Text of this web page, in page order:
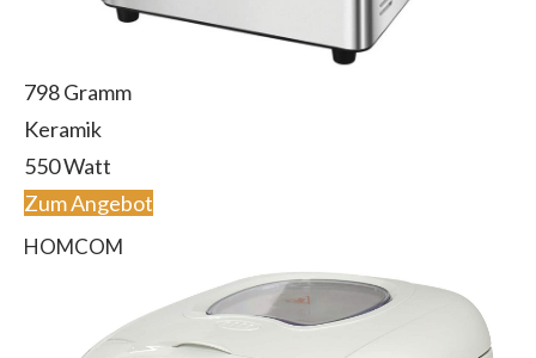
798 Gramm
Keramik
550 Watt
Zum Angebot
HOMCOM